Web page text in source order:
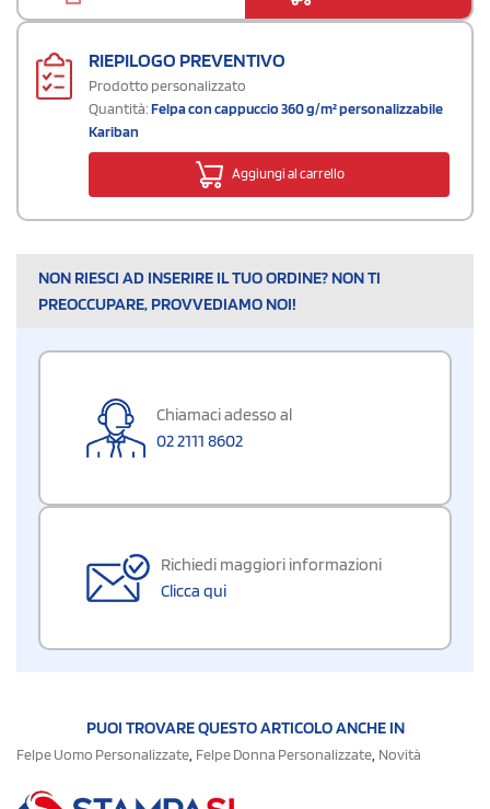
RIEPILOGO PREVENTIVO
Prodotto personalizzato
Quantità:Felpa con cappuccio 360 g/m² personalizzabile
Kariban
Aggiungi al carrello
NON RIESCI AD INSERIRE IL TUO ORDINE? NON TI
PREOCCUPARE, PROVVEDIAMO NOI!
Chiamaci adesso al
02 2111 8602
Richiedi maggiori informazioni
Clicca qui
PUOI TROVARE QUESTO ARTICOLO ANCHE IN
Felpe Uomo Personalizzate, Felpe Donna Personalizzate, Novità